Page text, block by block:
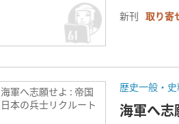
新刊 取り寄
海軍へ志願せよ : 帝国
日本の兵士リクルート
歴史一般・
海軍へ志